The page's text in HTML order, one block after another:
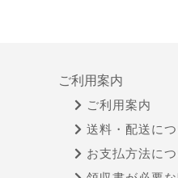
ご利用案内
ご利用案内
送料・配送につ
お支払方法につ